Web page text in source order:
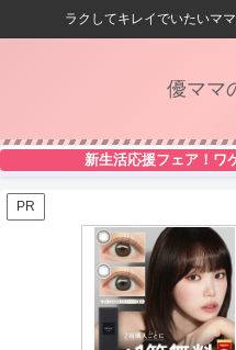
ラクしてキレイでいたいマ
優ママ
新生活応援フェア！ワ
PR